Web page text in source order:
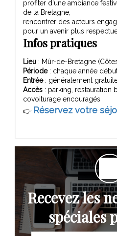
profiter d'une ambiance
de la Bretagne,
rencontrer des acteurs
pour un avenir plus
Infos pratiques
Lieu : Mûr-de-Bretagne
Période: chaque année
Entrée: généralement
Accès : parking, restauration
covoiturage encouragés
👉 Réservez votre
Recevez les
spéciales